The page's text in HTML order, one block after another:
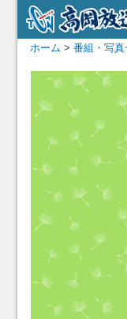
ホーム > 番組・写真